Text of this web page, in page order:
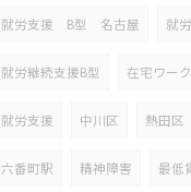
就労支援 B型 名古屋 就
就労継続支援B型 在宅ワーク
就労支援 中川区 熱田区
六番町駅 精神障害 最低